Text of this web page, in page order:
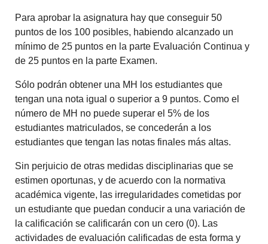
Para aprobar la asignatura hay que conseguir 50
puntos de los 100 posibles, habiendo alcanzado un
mínimo de 25 puntos en la parte Evaluación Continua y
de 25 puntos en la parte Examen.
Sólo podrán obtener una MH los estudiantes que
tengan una nota igual o superior a 9 puntos. Como el
número de MH no puede superar el 5% de los
estudiantes matriculados, se concederán a los
estudiantes que tengan las notas finales más altas.
Sin perjuicio de otras medidas disciplinarias que se
estimen oportunas, y de acuerdo con la normativa
académica vigente, las irregularidades cometidas por
un estudiante que puedan conducir a una variación de
la calificación se calificarán con un cero (0). Las
actividades de evaluación calificadas de esta forma y